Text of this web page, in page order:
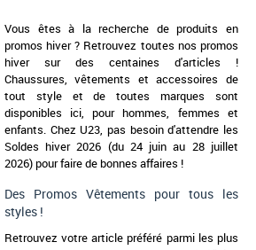
Vous êtes à la recherche de produits en
promos hiver ? Retrouvez toutes nos promos
hiver sur des centaines d'articles !
Chaussures, vêtements et accessoires de
tout style et de toutes marques sont
disponibles ici, pour hommes, femmes et
enfants. Chez U23, pas besoin d'attendre les
Soldes hiver 2026 (du 24 juin au 28 juillet
2026) pour faire de bonnes affaires !
Des Promos Vêtements pour tous les
styles !
Retrouvez votre article préféré parmi les plus